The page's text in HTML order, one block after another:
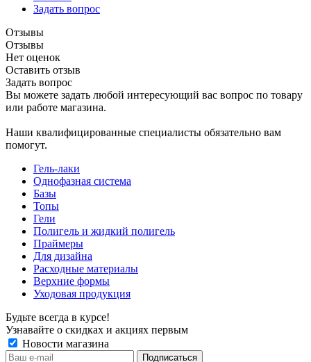
Задать вопрос
Отзывы
Отзывы
Нет оценок
Оставить отзыв
Задать вопрос
Вы можете задать любой интересующий вас вопрос по товару
или работе магазина.
Наши квалифицированные специалисты обязательно вам
помогут.
Гель-лаки
Однофазная система
Базы
Топы
Гели
Полигель и жидкий полигель
Праймеры
Для дизайна
Расходные материалы
Верхние формы
Уходовая продукция
Будьте всегда в курсе!
Узнавайте о скидках и акциях первым
Новости магазина